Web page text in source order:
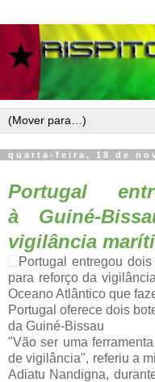
quarta-feira, 18 de
Portugal
à Guiné-
vigilância
Portugal entregou
para reforço da
Oceano Atlântico que
Portugal oferece dois
da Guiné-Bissau
"Vão ser uma
de vigilância", referiu a
Adiatu Nandigna,